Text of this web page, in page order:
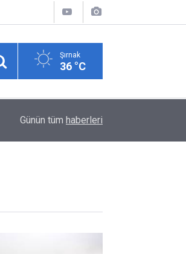
Şırnak
36 °C
Gabar'da Petrol Üretimi Rekor Tazeledi
Günün tüm haberleri